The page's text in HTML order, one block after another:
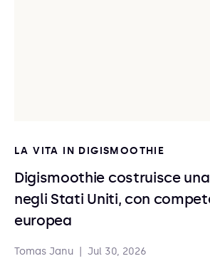
LA VITA IN DIGISMOOTHIE
Digismoothie costruisce
negli Stati Uniti, con
europea
Tomas Janu Jul 30, 2026